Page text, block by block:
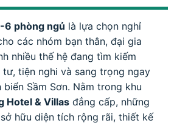
6 phòng ngủ là lựa chọn nghỉ
các nhóm bạn thân, đại gia
nhiều thế hệ đang tìm kiếm
tư, tiện nghi và sang trọng ngay
Sầm Sơn. Nằm trong khu
Hotel & Villas đẳng cấp, những
hữu diện tích rộng rãi, thiết kế